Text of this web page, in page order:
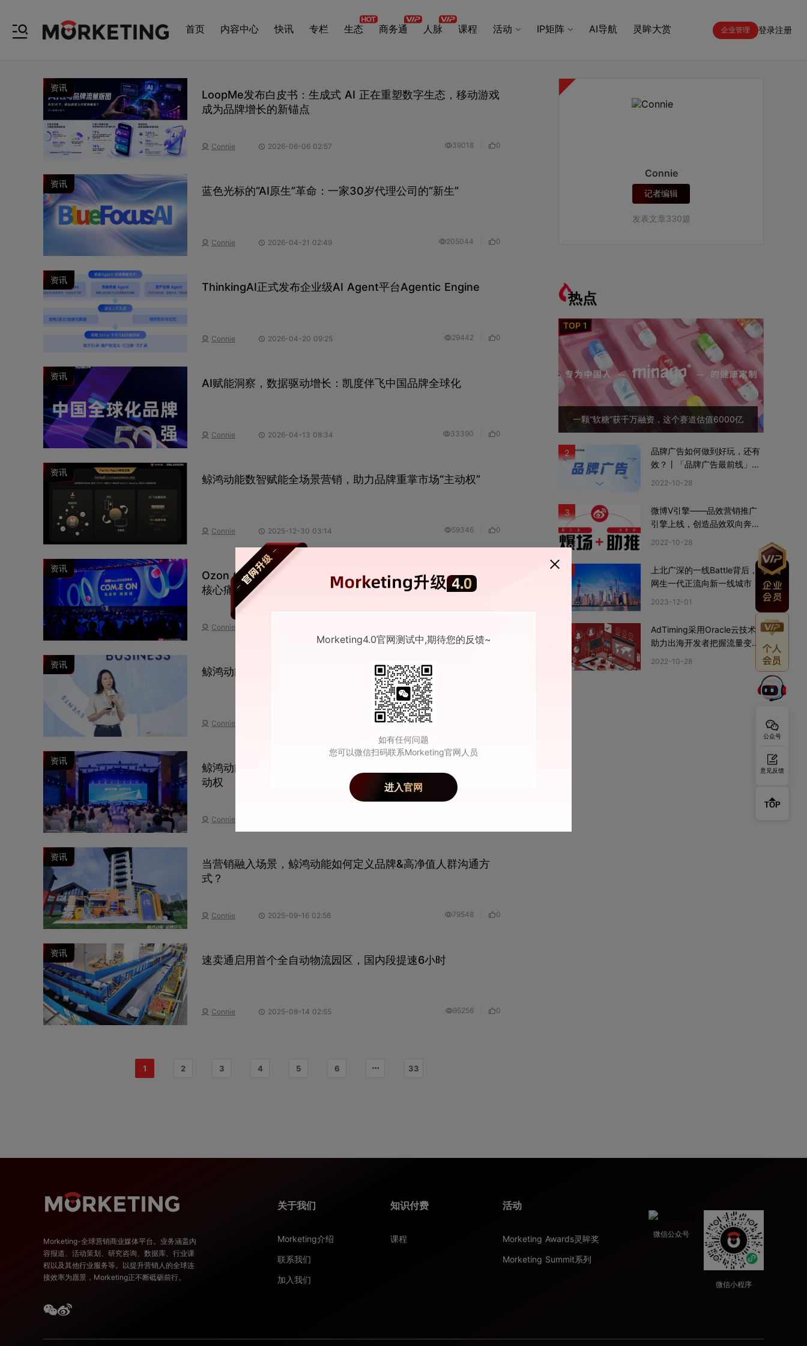
首页 内容中心 快讯 专栏 生态 商务通 人脉 课程 活动 IP矩阵 AI导航 灵眸大赏 企业管理 登录注册
资讯
LoopMe发布白皮书：生成式 AI 正在重塑数字生态，移动游戏
成为品牌增长的新锚点
Connie 2026-06-06 02:57 39018 0
资讯
蓝色光标的“AI原生”革命：一家30岁代理公司的“新生”
Connie 2026-04-21 02:49 205044 0
资讯
ThinkingAI正式发布企业级AI Agent平台Agentic Engine
Connie 2026-04-20 09:25 29442 0
资讯
AI赋能洞察，数据驱动增长：凯度伴飞中国品牌全球化
Connie 2026-04-13 08:34 33390 0
资讯
鲸鸿动能数智赋能全场景营销，助力品牌重掌市场“主动权”
Connie 2025-12-30 03:14 59346 0
资讯
Ozon Global推出退货商品在俄转售服务，化解中国跨境卖家
核心痛点
Connie
资讯
鲸鸿动能携手Vogue Business, 共探高净值人群营销新范式
Connie
资讯
鲸鸿动能发布数据科学方案，助力品牌拿回高净值人群营销主
动权
Connie
资讯
当营销融入场景，鲸鸿动能如何定义品牌&高净值人群沟通方
式？
Connie 2025-09-16 02:56 79548 0
资讯
速卖通启用首个全自动物流园区，国内段提速6小时
Connie 2025-08-14 02:55 95256 0
1 2 3 4 5 6 33
Connie
记者编辑
发表文章330篇
热点
一颗“软糖”获千万融资，这个赛道估值6000亿
2
品牌广告如何做到好玩，还有
效？丨「品牌广告最前线」02
2022-10-28
3
微博V引擎——品效营销推广
引擎上线，创造品效双向奔赴
2022-10-28
上北广深的一线Battle背后，
网生一代正流向新一线城市
2023-12-01
AdTiming采用Oracle云技术
助力出海开发者把握流量变现
2022-10-28
Morketing-全球营销商业媒体平台。业务涵盖内
容报道、活动策划、研究咨询、数据库、行业课
程以及其他行业服务等。以提升营销人的全球连
接效率为愿景，Morketing正不断砥砺前行。
关于我们
Morketing介绍
联系我们
加入我们
知识付费
课程
活动
Morketing Awards灵眸奖
Morketing Summit系列
微信公众号
微信小程序
公众号
意见反馈
TOP
Morketing4.0官网测试中,期待您的反馈~
如有任何问题
您可以微信扫码联系Morketing官网人员
进入官网